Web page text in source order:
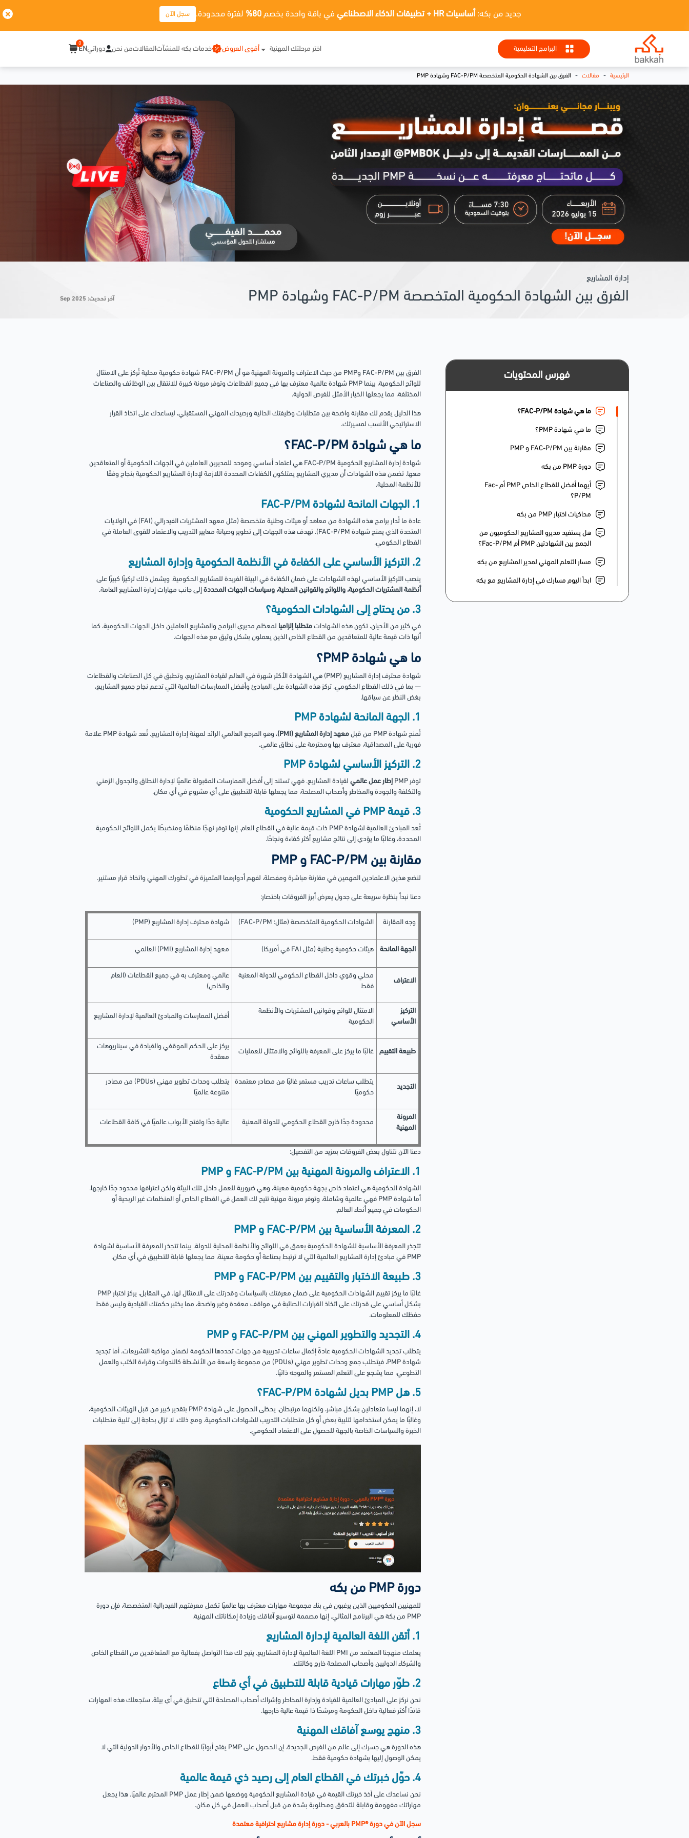
جديد من بكه: أساسيات HR + تطبيقات الذكاء الاصطناعي في باقة واحدة بخصم 80% لفترة محدودة. سجل الآن
البرامج التعليمية اختر مرحلتك المهنية أقوى العروض خدمات بكه للمنشآتالمقالاتمن نحن دوراتيEN
0
الرئيسية - مقالات - الفرق بين الشهادة الحكومية المتخصصة FAC-P/PM وشهادة PMP
إدارة المشاريع
الفرق بين الشهادة الحكومية المتخصصة FAC-P/PM وشهادة PMP آخر تحديث: Sep 2025
فهرس المحتويات
ما هي شهادة FAC-P/PM؟
ما هي شهادة PMP؟
مقارنة بين FAC-P/PM و PMP
دورة PMP من بكه
أيهما أفضل للقطاع الخاص PMP أم Fac-
P/PM؟
محاكيات اختبار PMP من بكه
هل يستفيد مديرو المشاريع الحكوميون من
الجمع بين الشهادتين PMP أم Fac-P/PM؟
مسار التعلم المهني لمدير المشاريع من بكه
ابدأ اليوم مسارك في إدارة المشاريع مع بكه
الفرق بين FAC-P/PM وPMP من حيث الاعتراف والمرونة المهنية هو أن FAC-P/PM شهادة حكومية محلية تُركز على الامتثال
للوائح الحكومية، بينما PMP شهادة عالمية معترف بها في جميع القطاعات وتوفر مرونة كبيرة للانتقال بين الوظائف والصناعات
المختلفة، مما يجعلها الخيار الأمثل للفرص الدولية.
هذا الدليل يقدم لك مقارنة واضحة بين متطلبات وظيفتك الحالية ورصيدك المهني المستقبلي، ليساعدك على اتخاذ القرار
الاستراتيجي الأنسب لمسيرتك.
ما هي شهادة FAC-P/PM؟
شهادة إدارة المشاريع الحكومية FAC-P/PM هي اعتماد أساسي وموحد للمديرين العاملين في الجهات الحكومية أو المتعاقدين
معها. تضمن هذه الشهادات أن مديري المشاريع يمتلكون الكفاءات المحددة اللازمة لإدارة المشاريع الحكومية بنجاح وفقًا
للأنظمة المحلية.
1. الجهات المانحة لشهادة FAC-P/PM
عادة ما تُدار برامج هذه الشهادة من معاهد أو هيئات وطنية متخصصة (مثل معهد المشتريات الفيدرالي (FAI) في الولايات
المتحدة الذي يمنح شهادة FAC-P/PM). تهدف هذه الجهات إلى تطوير وصيانة معايير التدريب والاعتماد للقوى العاملة في
القطاع الحكومي.
2. التركيز الأساسي على الكفاءة في الأنظمة الحكومية وإدارة المشاريع
ينصب التركيز الأساسي لهذه الشهادات على ضمان الكفاءة في البيئة الفريدة للمشاريع الحكومية. ويشمل ذلك تركيزًا كبيرًا على
أنظمة المشتريات الحكومية، واللوائح والقوانين المحلية، وسياسات الجهات المحددة إلى جانب مهارات إدارة المشاريع العامة.
3. من يحتاج إلى الشهادات الحكومية؟
في كثير من الأحيان، تكون هذه الشهاداتمتطلبا إلزاميا لمعظم مديري البرامج والمشاريع العاملين داخل الجهات الحكومية، كما
أنها ذات قيمة عالية للمتعاقدين من القطاع الخاص الذين يعملون بشكل وثيق مع هذه الجهات.
ما هي شهادة PMP؟
شهادة محترف إدارة المشاريع (PMP) هي الشهادة الأكثر شهرة في العالم لقيادة المشاريع، وتطبق في كل الصناعات والقطاعات
— بما في ذلك القطاع الحكومي. تركز هذه الشهادة على المبادئ وأفضل الممارسات العالمية التي تدعم نجاح جميع المشاريع،
بغض النظر عن سياقها.
1. الجهة المانحة لشهادة PMP
تُمنح شهادة PMP من قبل معهد إدارة المشاريع (PMI)
، وهو المرجع العالمي الرائد لمهنة إدارة المشاريع. تُعد شهادة PMP علامة
فورية على المصداقية، معترف بها ومحترمة على نطاق عالمي.
2. التركيز الأساسي لشهادة PMP
توفر PMP إطار عمل عالمي لقيادة المشاريع. فهي تستند إلى أفضل الممارسات المقبولة عالميًا لإدارة النطاق والجدول الزمني
والتكلفة والجودة والمخاطر وأصحاب المصلحة، مما يجعلها قابلة للتطبيق على أي مشروع في أي مكان.
3. قيمة PMP في المشاريع الحكومية
تُعد المبادئ العالمية لشهادة PMP ذات قيمة عالية في القطاع العام. إنها توفر نهجًا منظمًا ومنضبطًا يكمل اللوائح الحكومية
المحددة، وغالبًا ما يؤدي إلى نتائج مشاريع أكثر كفاءة ونجاحًا.
مقارنة بين FAC-P/PM و PMP
لنضع هذين الاعتمادين المهمين في مقارنة مباشرة ومفصلة، لفهم أدوارهما المتميزة في تطورك المهني واتخاذ قرار مستنير.
دعنا نبدأ بنظرة سريعة على جدول يعرض أبرز الفروقات باختصار:
وجه المقارنة الشهادات الحكومية المتخصصة (مثال: FAC-P/PM) شهادة محترف إدارة المشاريع (PMP)
الجهة المانحة هيئات حكومية وطنية (مثل FAI في أمريكا) معهد إدارة المشاريع (PMI) العالمي
الاعتراف
محلي وقوي داخل القطاع الحكومي للدولة المعنية
فقط
عالمي ومعترف به في جميع القطاعات (العام
والخاص)
التركيز
الأساسي
الامتثال للوائح وقوانين المشتريات والأنظمة
الحكومية
أفضل الممارسات والمبادئ العالمية لإدارة المشاريع
طبيعة التقييم غالبًا ما يركز على المعرفة باللوائح والامتثال للعمليات
يركز على الحكم الموقفي والقيادة في سيناريوهات
معقدة
التجديد
يتطلب ساعات تدريب مستمر غالبًا من مصادر معتمدة
حكوميًا
يتطلب وحدات تطوير مهني (PDUs) من مصادر
متنوعة عالميًا
المرونة
المهنية
محدودة جدًا خارج القطاع الحكومي للدولة المعنية عالية جدًا وتفتح الأبواب عالميًا في كافة القطاعات
دعنا الآن نتناول بعض الفروقات بمزيد من التفصيل:
1. الاعتراف والمرونة المهنية بين FAC-P/PM و PMP
الشهادة الحكومية هي اعتماد خاص بجهة حكومية معينة، وهي ضرورية للعمل داخل تلك البيئة ولكن اعترافها محدود جدًا خارجها.
أما شهادة PMP فهي عالمية وشاملة، وتوفر مرونة مهنية تتيح لك العمل في القطاع الخاص أو المنظمات غير الربحية أو
الحكومات في جميع أنحاء العالم.
2. المعرفة الأساسية بين FAC-P/PM و PMP
تتجذر المعرفة الأساسية للشهادة الحكومية بعمق في اللوائح والأنظمة المحلية للدولة. بينما تتجذر المعرفة الأساسية لشهادة
PMP في مبادئ إدارة المشاريع العالمية التي لا ترتبط بصناعة أو حكومة معينة، مما يجعلها قابلة للتطبيق في أي مكان.
3. طبيعة الاختبار والتقييم بين FAC-P/PM و PMP
غالبًا ما يركز تقييم الشهادات الحكومية على ضمان معرفتك بالسياسات وقدرتك على الامتثال لها. في المقابل، يركز اختبار PMP
بشكل أساسي على قدرتك على اتخاذ القرارات الصائبة في مواقف معقدة وغير واضحة، مما يختبر حكمتك القيادية وليس فقط
حفظك للمعلومات.
4. التجديد والتطوير المهني بين FAC-P/PM و PMP
يتطلب تجديد الشهادات الحكومية عادةً إكمال ساعات تدريبية من جهات تحددها الحكومة لضمان مواكبة التشريعات. أما تجديد
شهادة PMP، فيتطلب جمع وحدات تطوير مهني (PDUs) من مجموعة واسعة من الأنشطة كالندوات وقراءة الكتب والعمل
التطوعي، مما يشجع على التعلم المستمر والموجه ذاتيًا.
5. هل PMP بديل لشهادة FAC-P/PM؟
لا، إنهما ليسا متعادلين بشكل مباشر، ولكنهما مرتبطان. يحظى الحصول على شهادة PMP بتقدير كبير من قبل الهيئات الحكومية،
وغالبًا ما يمكن استخدامها لتلبية بعض أو كل متطلبات التدريب للشهادات الحكومية. ومع ذلك، لا تزال بحاجة إلى تلبية متطلبات
الخبرة والسياسات الخاصة بالجهة للحصول على الاعتماد الحكومي.
دورة PMP من بكه
للمهنيين الحكوميين الذين يرغبون في بناء مجموعة مهارات معترف بها عالميًا تكمل معرفتهم الفيدرالية المتخصصة، فإن دورة
PMP من بكة هي البرنامج المثالي. إنها مصممة لتوسيع آفاقك وزيادة إمكاناتك المهنية.
1. أتقن اللغة العالمية لإدارة المشاريع
يعلمك منهجنا المعتمد من PMI اللغة العالمية لإدارة المشاريع. يتيح لك هذا التواصل بفعالية مع المتعاقدين من القطاع الخاص
والشركاء الدوليين وأصحاب المصلحة خارج وكالتك.
2. طوّر مهارات قيادية قابلة للتطبيق في أي قطاع
نحن نركز على المبادئ العالمية للقيادة وإدارة المخاطر وإشراك أصحاب المصلحة التي تنطبق في أي بيئة. ستجعلك هذه المهارات
قائدًا أكثر فعالية داخل الحكومة ومرشحًا ذا قيمة عالية خارجها.
3. منهج يوسع آفاقك المهنية
هذه الدورة هي جسرك إلى عالم من الفرص الجديدة. إن الحصول على PMP يفتح أبوابًا للقطاع الخاص والأدوار الدولية التي لا
يمكن الوصول إليها بشهادة حكومية فقط.
4. حوّل خبرتك في القطاع العام إلى رصيد ذي قيمة عالمية
نحن نساعدك على أخذ خبرتك القيمة في قيادة المشاريع الحكومية ووضعها ضمن إطار عمل PMP المحترم عالميًا. هذا يجعل
مهاراتك مفهومة وقابلة للتحقق ومطلوبة بشدة من قبل أصحاب العمل في كل مكان.
سجل الآن في دورة ®PMP بالعربي - دورة إدارة مشاريع احترافية معتمدة